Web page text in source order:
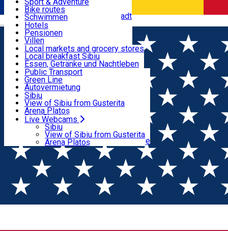
Română
Unterkunft
Essen, Getränke & Nachtleben
Transport & Parken
Live Webcams
Parks, Zoo
Im Umkreis von Hermannstadt
Sibiul Verde
Public services
Bildung
Wie komme ich nach Sibiu?
Touristeninfo
Reiseführer
Guided tours
Local publication
Schönheitssalon
Bike routes
Schwimmen
Reiten
Fitnessstudio
Loc de joacă indoor
Loc de joacă outdoor
Ski
Eislaufen
Yoga
Hotels
Pensionen
Villen
Hostels
Motels
Camping
Zimmer zu vermieten
Wohnungen
Unterkunft außerhalb von Sibiu
Local markets and grocery stores
Local breakfast Sibiu
Essen, Getränke und Nachtleben
Pizza
Fast Food
Kaffeestube
Konditorei
Pub, Bar
Nachtclubs
Bäckerei
Public Transport
Green Line
Autovermietung
Fahrad verleih
Scooter rentals
Taxi
Ride Sharing
Park-Tickets
Parkplätze
Ladestationen für Elektrofahrzeuge
Sibiu
View of Sibiu from Gusterita
Arena Platoș
Live Webcams
Sibiu
View of Sibiu from Gusterita
Arena Platoș
Home Markt
Markt
Markt
Closed